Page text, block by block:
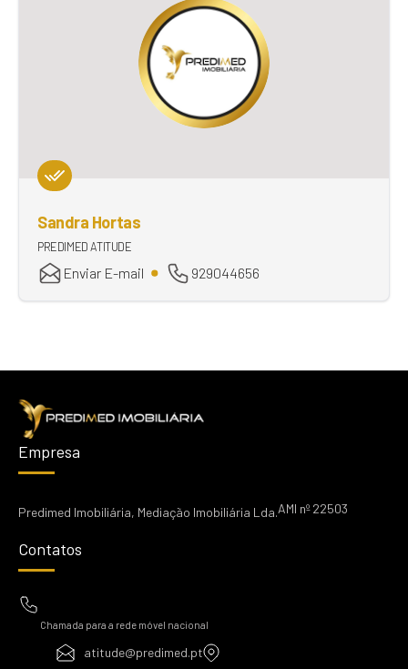
Sandra Hortas
PREDIMED ATITUDE
Enviar E-mail 929044656
Empresa
Predimed Imobiliária, Mediação Imobiliária Lda.AMI nº 22503
Contatos
Chamada para a rede móvel nacional
atitude@predimed.pt